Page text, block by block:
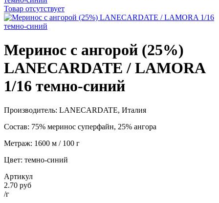
Товар отсутствует
Меринос с ангорой (25%)
LANECARDATE / LAMORA
1/16 темно-синий
Производитель: LANECARDATE, Италия
Состав: 75% меринос суперфайн, 25% ангора
Метраж: 1600 м / 100 г
Цвет: темно-синий
Артикул
2.70 руб
/г